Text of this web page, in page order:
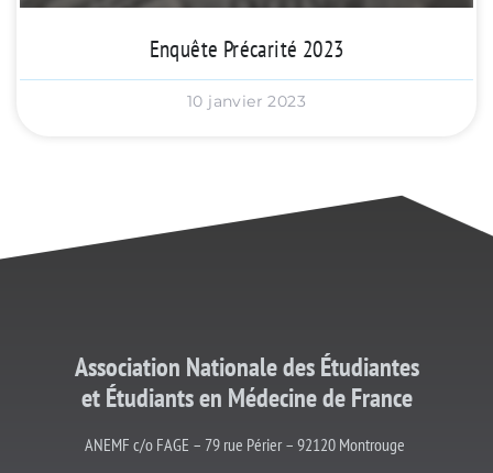
Enquête Précarité 2023
10 janvier 2023
Association Nationale des Étudiantes
etÉtudiantsen Médecine de France
ANEMF c/o FAGE – 79 rue Périer – 92120 Montrouge